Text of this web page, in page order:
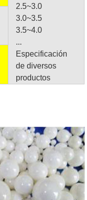
2.5~3.0
3.0~3.5
3.5~4.0
...
Especificación
de diversos
productos